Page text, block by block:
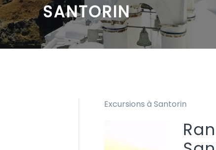
SANTORIN
Excursions à Santorin